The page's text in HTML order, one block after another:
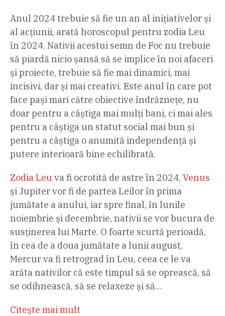
Anul 2024 trebuie să fie un an al inițiativelor și
al acțiunii, arată horoscopul pentru zodia Leu
în 2024. Nativii acestui semn de Foc nu trebuie
să piardă nicio șansă să se implice în noi afaceri
și proiecte, trebuie să fie mai dinamici, mai
incisivi, dar și mai creativi. Este anul în care pot
face pași mari către obiective îndrăznețe, nu
doar pentru a câștiga mai mulți bani, ci mai ales
pentru a câștiga un statut social mai bun și
pentru a câștiga o anumită independență și
putere interioară bine echilibrată.
Zodia Leu va fi ocrotită de astre în 2024, Venus
și Jupiter vor fi de partea Leilor în prima
jumătate a anului, iar spre final, în lunile
noiembrie și decembrie, nativii se vor bucura de
susținerea lui Marte. O foarte scurtă perioadă,
în cea de a doua jumătate a lunii august,
Mercur va fi retrograd în Leu, ceea ce le va
arăta nativilor că este timpul să se oprească, să
se odihnească, să se relaxeze și să…
Citeşte mai mult